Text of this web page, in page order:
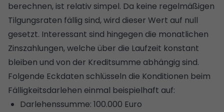
berechnen, ist relativ simpel. Da keine regelmäßigen
Tilgungsraten fällig sind, wird dieser Wert auf null
gesetzt. Interessant sind hingegen die monatlichen
Zinszahlungen, welche über die Laufzeit konstant
bleiben und von der Kreditsumme abhängig sind.
Folgende Eckdaten schlüsseln die Konditionen beim
Fälligkeitsdarlehen einmal beispielhaft auf:
Darlehenssumme: 100.000 Euro